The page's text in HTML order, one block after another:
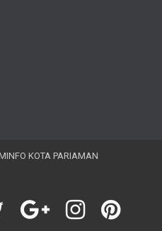
KOTA PARIAMAN